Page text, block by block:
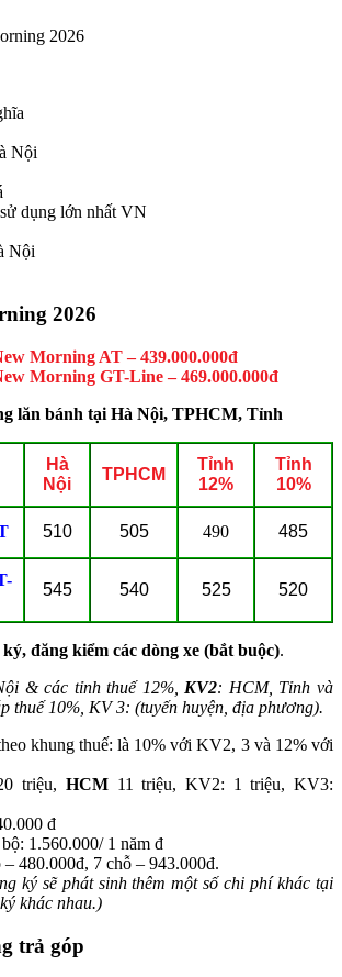
2026
Nội
dụng lớn nhất VN
Nội
2026
Morning AT – 439.000.000đ
Morning GT-Line – 469.000.000đ
lăn bánh tại Hà Nội, TPHCM, Tỉnh
Hà
Nội
TPHCM
Tỉnh
12%
Tỉnh
10%
510 505 490 485
545 540 525 520
đăng kiểm các dòng xe (bắt buộc).
& các tỉnh thuế 12%, KV2: HCM, Tỉnh và
thuế 10%, KV 3: (tuyến huyện, địa phương).
khung thuế: là 10% với KV2, 3 và 12% với
triệu, HCM11 triệu, KV2: 1 triệu, KV3:
đ
1.560.000/ 1 năm đ
480.000đ, 7 chỗ – 943.000đ.
ký sẽ phát sinh thêm một số chi phí khác tại
khác nhau.)
trả góp